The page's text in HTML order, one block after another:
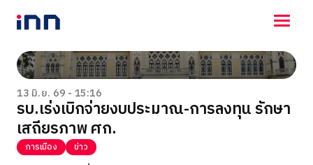
NEWS
ENTERTAINMENT
LIFESTYLE
HOROSCOPE
LOTTERY
VIDEO
13 มิ.ย. 69 - 15:16
รบ.เร่งเบิกจ่ายงบประมาณ-การลงทุน รักษา
เสถียรภาพ ศก.
การเมือง ข่าว